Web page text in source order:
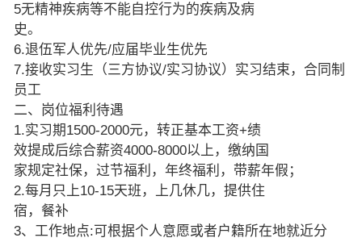
5无精神疾病等不能自控行为的疾病及病
史。
6.退伍军人优先/应届毕业生优先
7.接收实习生（三方协议/实习协议）实习结束，合同制
员工
二、岗位福利待遇
1.实习期1500-2000元，转正基本工资+绩
效提成后综合薪资4000-8000以上，缴纳国
家规定社保，过节福利，年终福利，带薪年假；
2.每月只上10-15天班，上几休几，提供住
宿，餐补
3、工作地点:可根据个人意愿或者户籍所在地就近分